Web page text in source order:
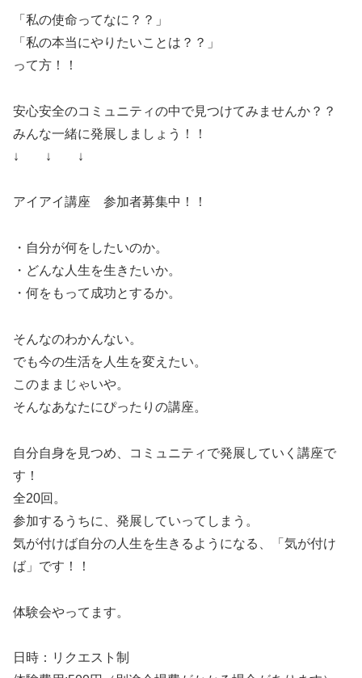
「私の使命ってなに？？」
「私の本当にやりたいことは？？」
って方！！
安心安全のコミュニティの中で見つけてみませんか？？
みんな一緒に発展しましょう！！
↓ ↓ ↓
アイアイ講座 参加者募集中！！
・自分が何をしたいのか。
・どんな人生を生きたいか。
・何をもって成功とするか。
そんなのわかんない。
でも今の生活を人生を変えたい。
このままじゃいや。
そんなあなたにぴったりの講座。
自分自身を見つめ、コミュニティで発展していく講座で
す！
全20回。
参加するうちに、発展していってしまう。
気が付けば自分の人生を生きるようになる、「気が付け
ば」です！！
体験会やってます。
日時：リクエスト制